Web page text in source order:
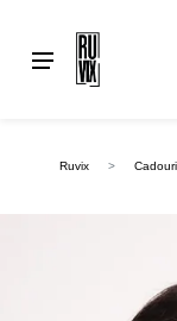
Ruvix